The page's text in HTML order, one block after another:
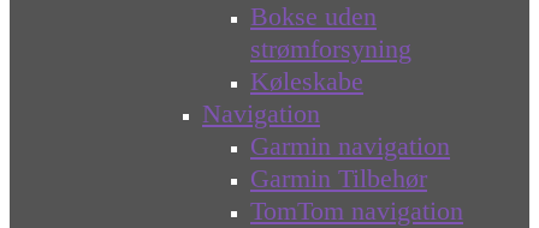
Bokse uden
strømforsyning
Køleskabe
Navigation
Garmin navigation
Garmin Tilbehør
TomTom navigation